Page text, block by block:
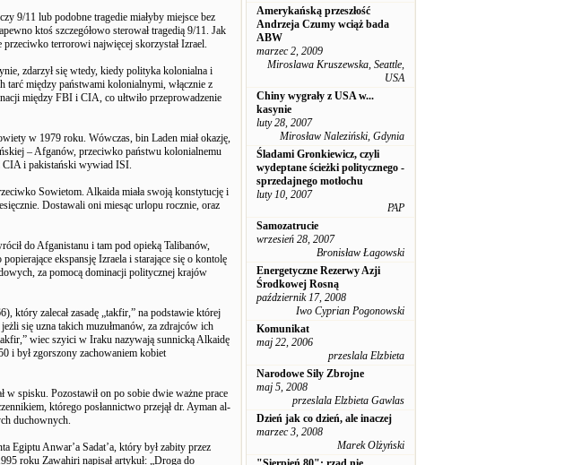
9/11 lub podobne tragedie miałyby miejsce bez
ktoś szczegółowo sterował tragedią 9/11. Jak
terrorowi najwięcej skorzystał Izrael.
zdarzył się wtedy, kiedy polityka kolonialna i
tarć między państwami kolonialnymi, włącznie z
między FBI i CIA, co ułtwiło przeprowadzenie
w 1979 roku. Wówczas, bin Laden miał okazję,
– Afganów, przeciwko państwu kolonialnemu
CIA i pakistański wywiad ISI.
Sowietom. Alkaida miała swoją konstytucję i
Dostawali oni miesąc urlopu rocznie, oraz
do Afganistanu i tam pod opieką Talibanów,
ekspansję Izraela i starające się o kontolę
za pomocą dominacji politycznej krajów
który zalecał zasadę „takfir,” na podstawie której
się uzna takich muzułmanów, za zdrajców ich
wiec szyici w Iraku nazywają sunnicką Alkaidę
i był zgorszony zachowaniem kobiet
w spisku. Pozostawił on po sobie dwie ważne prace
którego posłannictwo przejął dr. Ayman al-
duchownych.
Egiptu Anwar’a Sadat’a, który był zabity przez
roku Zawahiri napisał artykuł: „Droga do
Amerykańską przeszłość
Andrzeja Czumy wciąż bada
ABW
marzec 2, 2009
Miroslawa Kruszewska, Seattle,
USA
Chiny wygrały z USA w...
kasynie
luty 28, 2007
Mirosław Naleziński, Gdynia
Śladami Gronkiewicz, czyli
wydeptane ścieżki politycznego -
sprzedajnego motłochu
luty 10, 2007
PAP
Samozatrucie
wrzesień 28, 2007
Bronisław Łagowski
Energetyczne Rezerwy Azji
Środkowej Rosną
październik 17, 2008
Iwo Cyprian Pogonowski
Komunikat
maj 22, 2006
przeslala Elzbieta
Narodowe Sily Zbrojne
maj 5, 2008
przeslala Elzbieta Gawlas
Dzień jak co dzień, ale inaczej
marzec 3, 2008
Marek Olżyński